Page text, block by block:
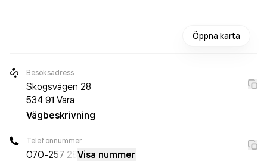
Öppna karta
Besöksadress
Skogsvägen 28
534 91 Vara
Vägbeskrivning
Telefonnummer
070-257 28 Visa nummer